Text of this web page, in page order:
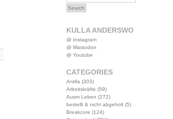
KULLA ANDERSWO
@ Instagram
@ Mastodon
@ Youtube
CATEGORIES
Antifa (303)
Arbeitskräfte (59)
Ausm Leben (272)
bestellt & nicht abgeholt(5)
Breakcore (124)